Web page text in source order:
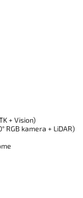
+ Vision)
RGB kamera + LiDAR)